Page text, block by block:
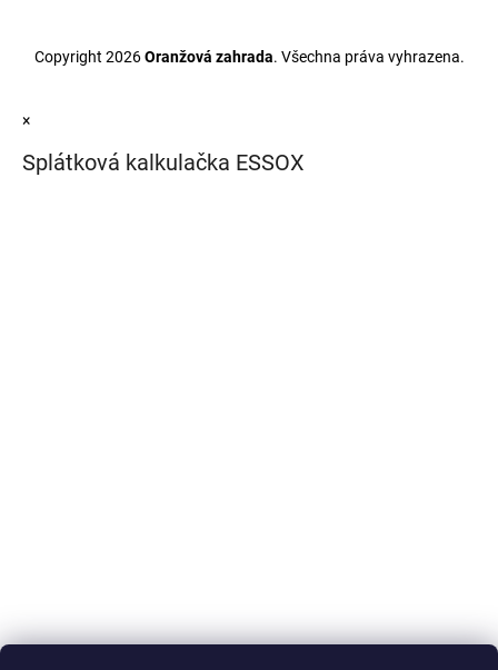
Copyright 2026Oranžová zahrada. Všechna práva vyhrazena.
×
Splátková kalkulačka ESSOX